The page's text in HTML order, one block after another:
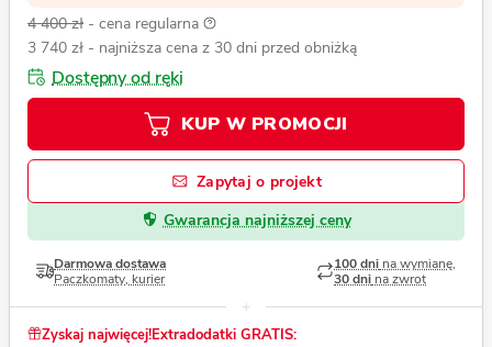
4 400 zł - cena regularna
3 740 zł - najniższa cena z 30 dni przed obniżką
Dostępny od ręki
KUP W PROMOCJI
Zapytaj o projekt
Gwarancja najniższej ceny
Darmowa dostawa
Paczkomaty, kurier
100 dni na wymianę,
30 dni na zwrot
Zyskaj najwięcej!Extradodatki GRATIS: